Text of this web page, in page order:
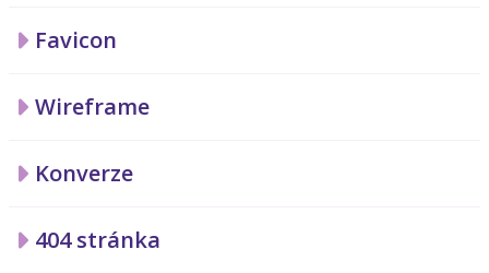
Favicon
Wireframe
Konverze
404 stránka